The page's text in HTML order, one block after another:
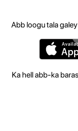
Abb loogu tala
Ka hell abb-ka